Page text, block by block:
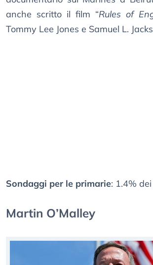
anche scritto il film “Rules of
Tommy Lee Jones e Samuel L.
Sondaggi per le primarie: 1.4%
Martin O’Malley